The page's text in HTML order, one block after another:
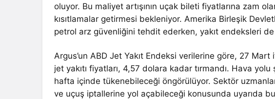
oluyor. Bu maliyet artışının uçak bileti fiyatlarına zam
kısıtlamalar getirmesi bekleniyor. Amerika Birleşik
petrol arz güvenliğini tehdit ederken, yakıt endeksleri
Argus’un ABD Jet Yakıt Endeksi verilerine göre, 27 Mart
jet yakıtı fiyatları, 4,57 dolara kadar tırmandı. Hava
hafta içinde tükenebileceği öngörülüyor. Sektör
ve uçuş iptallerine yol açabileceği konusunda uyarıda